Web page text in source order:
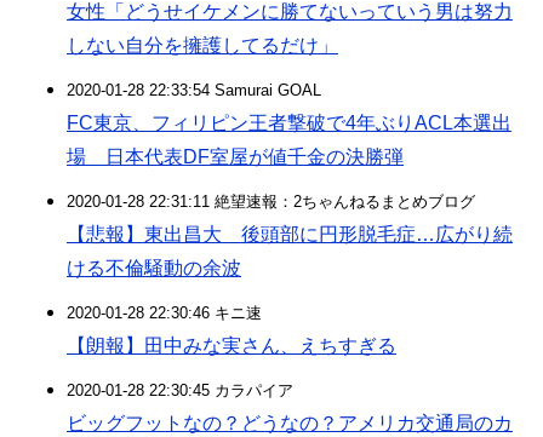
女性「どうせイケメンに勝てないっていう男は努力
しない自分を擁護してるだけ」
2020-01-28 22:33:54 Samurai GOAL
FC東京、フィリピン王者撃破で4年ぶりACL本選出
場 日本代表DF室屋が値千金の決勝弾
2020-01-28 22:31:11 絶望速報：2ちゃんねるまとめブログ
【悲報】東出昌大 後頭部に円形脱毛症…広がり続
ける不倫騒動の余波
2020-01-28 22:30:46 キニ速
【朗報】田中みな実さん、えちすぎる
2020-01-28 22:30:45 カラパイア
ビッグフットなの？どうなの？アメリカ交通局のカ